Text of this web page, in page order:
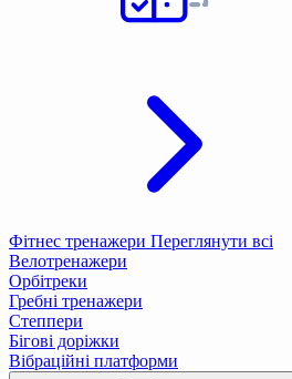
Фітнес тренажери Переглянути всі
Велотренажери
Орбітреки
Гребні тренажери
Степпери
Бігові доріжки
Вібраційні платформи